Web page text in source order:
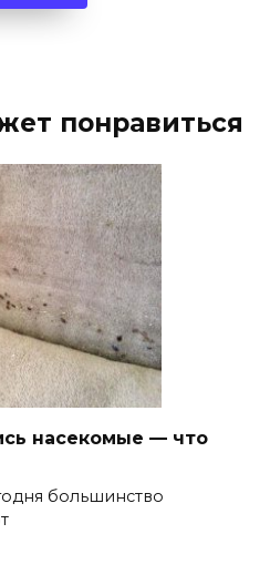
понравиться
насекомые — что
большинство